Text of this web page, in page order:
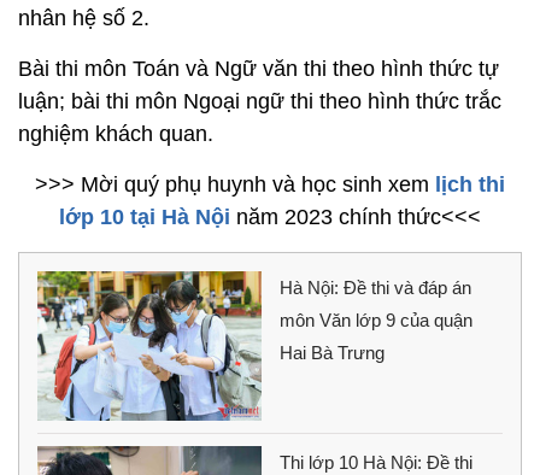
nhân hệ số 2.
Bài thi môn Toán và Ngữ văn thi theo hình thức tự
luận; bài thi môn Ngoại ngữ thi theo hình thức trắc
nghiệm khách quan.
>>> Mời quý phụ huynh và học sinh xem lịch thi
lớp 10 tại Hà Nội năm 2023 chính thức<<<
Hà Nội: Đề thi và đáp án
môn Văn lớp 9 của quận
Hai Bà Trưng
Thi lớp 10 Hà Nội: Đề thi